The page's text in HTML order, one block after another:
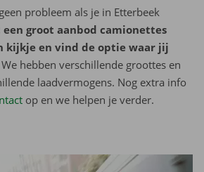
probleem als je in Etterbeek
een groot aanbod camionettes
kijkje en vind de optie waar jij
We hebben verschillende groottes en
laadvermogens. Nog extra info
op en we helpen je verder.